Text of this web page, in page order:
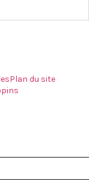
Plan du site